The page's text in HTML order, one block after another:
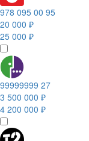
978 095 00 95
20 000 ₽
25 000 ₽
99999999 27
3 500 000 ₽
4 200 000 ₽